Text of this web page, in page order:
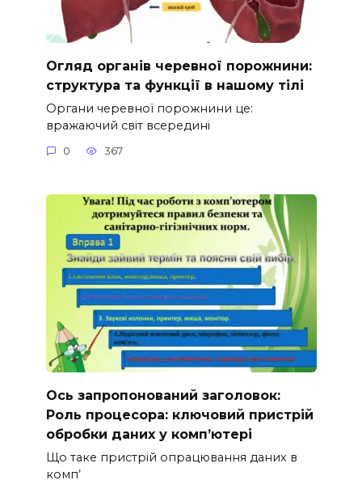
Огляд органів черевної порожнини:
структура та функції в нашому тілі
Органи черевної порожнини це:
вражаючий світ всередині
0 367
Ось запропонований заголовок:
Роль процесора: ключовий пристрій
обробки даних у комп’ютері
Що таке пристрій опрацювання даних в
комп’